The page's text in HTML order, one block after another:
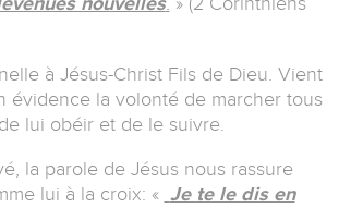
.
à Jésus-Christ Fils de Dieu. Vient
évidence la volonté de marcher tous
lui obéir et de le suivre.
la parole de Jésus nous rassure
lui à la croix: « Je te le dis en